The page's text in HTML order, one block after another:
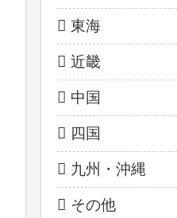
東海
近畿
中国
四国
九州・沖縄
その他